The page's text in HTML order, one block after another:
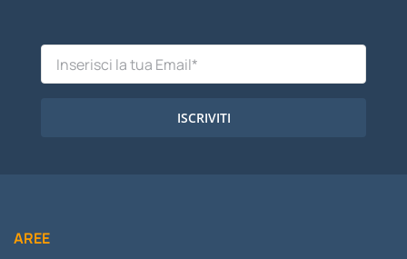
ISCRIVITI
AREE